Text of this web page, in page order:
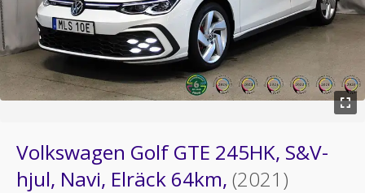
Volkswagen Golf GTE 245HK, S&V-
hjul, Navi, Elräck 64km, (2021)